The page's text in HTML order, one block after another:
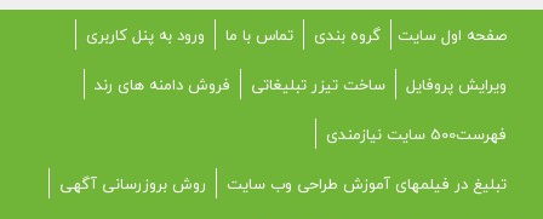
صفحه اول سایت گروه بندی تماس با ما
ورود به پنل کاربری
ویرایش پروفایل
ساخت تیزر تبلیغاتی
فروش دامنه های رند
فهرست500 سایت نیازمندی
تبلیغ در فیلمهای آموزش طراحی وب سایت
روش بروزرسانی آگهی